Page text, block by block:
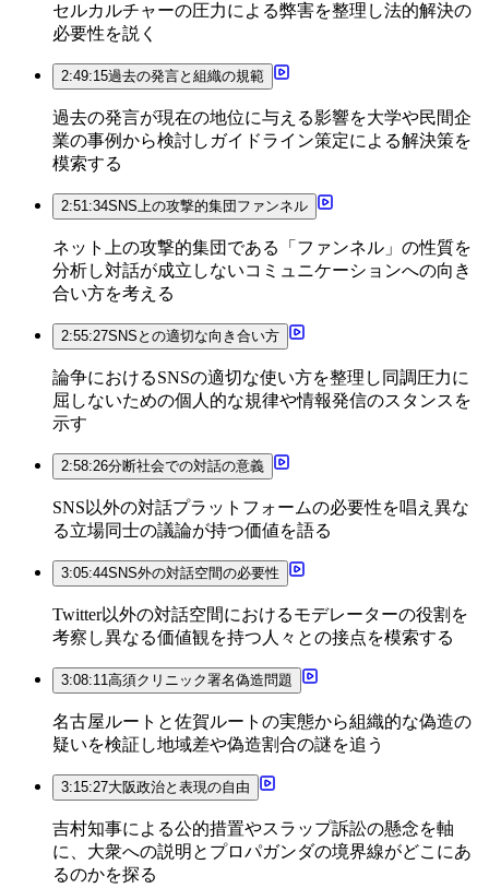
セルカルチャーの圧力による弊害を整理し法的解決の
必要性を説く
2:49:15過去の発言と組織の規範
過去の発言が現在の地位に与える影響を大学や民間企
業の事例から検討しガイドライン策定による解決策を
模索する
2:51:34SNS上の攻撃的集団ファンネル
ネット上の攻撃的集団である「ファンネル」の性質を
分析し対話が成立しないコミュニケーションへの向き
合い方を考える
2:55:27SNSとの適切な向き合い方
論争におけるSNSの適切な使い方を整理し同調圧力に
屈しないための個人的な規律や情報発信のスタンスを
示す
2:58:26分断社会での対話の意義
SNS以外の対話プラットフォームの必要性を唱え異な
る立場同士の議論が持つ価値を語る
3:05:44SNS外の対話空間の必要性
Twitter以外の対話空間におけるモデレーターの役割を
考察し異なる価値観を持つ人々との接点を模索する
3:08:11高須クリニック署名偽造問題
名古屋ルートと佐賀ルートの実態から組織的な偽造の
疑いを検証し地域差や偽造割合の謎を追う
3:15:27大阪政治と表現の自由
吉村知事による公的措置やスラップ訴訟の懸念を軸
に、大衆への説明とプロパガンダの境界線がどこにあ
るのかを探る